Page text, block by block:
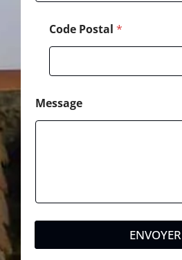
Code Postal *
Message
ENVOYER